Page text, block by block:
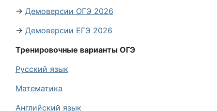
→ Демоверсии ОГЭ 2026
→ Демоверсии ЕГЭ 2026
Тренировочные варианты ОГЭ
Русский язык
Математика
Английский язык